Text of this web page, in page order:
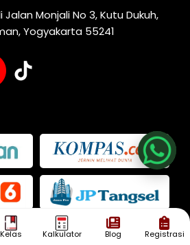
Kelas Kalkulator Blog Registrasi
Jalan Monjali No 3, Kutu Dukuh,
Yogyakarta 55241